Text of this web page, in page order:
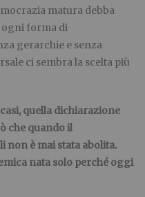
matura debba
ogni forma di
gerarchie e senza
ci sembra la scelta più
quella dichiarazione
che quando il
non è mai stata abolita.
nata solo perché oggi